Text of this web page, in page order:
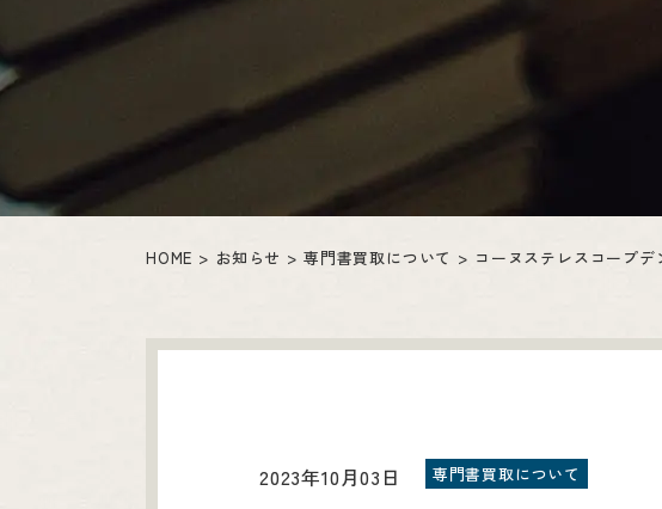
HOME お知らせ 専門書買取について コーヌステレスコープ
2023年10月03日 専門書買取について